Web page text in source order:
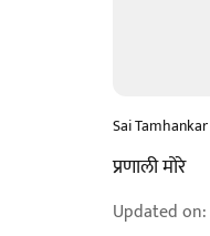
Sai Tamhankar
प्रणाली मोरे
Updated on: